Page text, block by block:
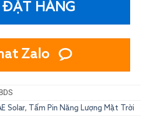
ĐẶT HÀNG
Zalo
Solar, Tấm Pin Năng Lượng Mặt Trời